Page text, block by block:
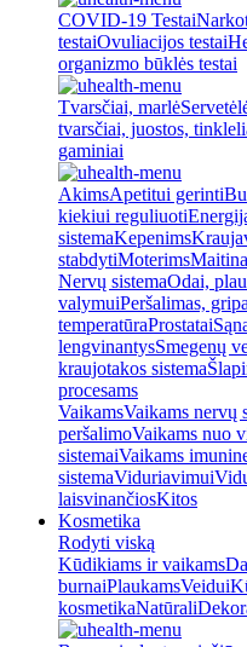
COVID-19 Testai
testaiOvuliacijos testai
organizmo būklės testai
Tvarsčiai, marlė
tvarsčiai, juostos,
gaminiai
AkimsApetitui gerinti
kiekiui reguliuoti
sistemaKepenims
stabdytiMoterims
Nervų sistemaOdai,
valymuiPeršalimas,
temperatūraProstatai
lengvinantysSmegenų
kraujotakos sistema
procesams
VaikamsVaikams nervų
peršalimoVaikams nuo
sistemaiVaikams
sistemaViduriavimui
laisvinančiosKitos
Kosmetika
Rodyti viską
Kūdikiams ir vaikams
burnaiPlaukamsVeidui
kosmetikaNatūrali